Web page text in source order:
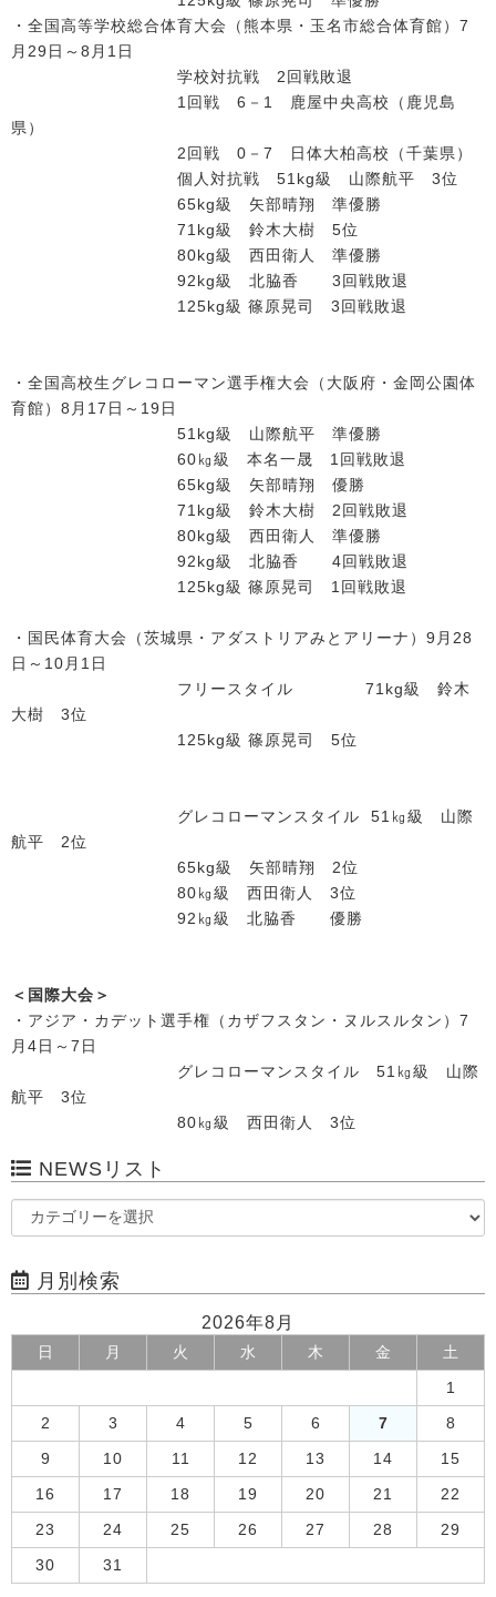
・全国高等学校総合体育大会（熊本県・玉名市総合体育館）7
月29日～8月1日
学校対抗戦 2回戦敗退
1回戦 6－1 鹿屋中央高校（鹿児島
県）
2回戦 0－7 日体大柏高校（千葉県）
個人対抗戦 51kg級 山際航平 3位
65kg級 矢部晴翔 準優勝
71kg級 鈴木大樹 5位
80kg級 西田衛人 準優勝
92kg級 北脇香 3回戦敗退
125kg級 篠原晃司 3回戦敗退
・全国高校生グレコローマン選手権大会（大阪府・金岡公園体
育館）8月17日～19日
51kg級 山際航平 準優勝
60㎏級 本名一晟 1回戦敗退
65kg級 矢部晴翔 優勝
71kg級 鈴木大樹 2回戦敗退
80kg級 西田衛人 準優勝
92kg級 北脇香 4回戦敗退
125kg級 篠原晃司 1回戦敗退
・国民体育大会（茨城県・アダストリアみとアリーナ）9月28
日～10月1日
フリースタイル 71kg級 鈴木
大樹 3位
125kg級 篠原晃司 5位
グレコローマンスタイル 51㎏級 山際
航平 2位
65kg級 矢部晴翔 2位
80㎏級 西田衛人 3位
92㎏級 北脇香 優勝
＜国際大会＞
・アジア・カデット選手権（カザフスタン・ヌルスルタン）7
月4日～7日
グレコローマンスタイル 51㎏級 山際
航平 3位
80㎏級 西田衛人 3位
NEWSリスト
月別検索
2026年8月
日 月 火 水 木 金 土
1
2 3 4 5 6 7 8
9 10 11 12 13 14 15
16 17 18 19 20 21 22
23 24 25 26 27 28 29
30 31